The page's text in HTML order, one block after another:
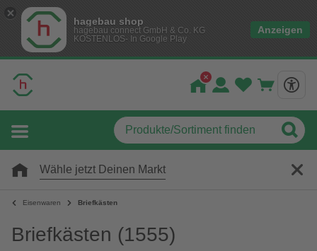
hagebau shop
hagebau connect GmbH & Co. KG
KOSTENLOS- In Google Play
Anzeigen
Wähle jetzt Deinen Markt
Eisenwaren Briefkästen
Briefkästen (1555)